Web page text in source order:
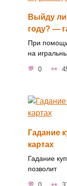
Выйду
году? —
При помощи
на
0
Гадание
картах
Гадание
позволит
0